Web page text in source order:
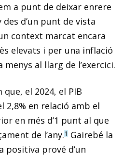
a punt de deixar enrere
d’un punt de vista
context marcat encara
elevats i per una inflació
menys al llarg de l’exercici.
el 2024, el PIB
2,8% en relació amb el
en més d’1 punt al que
de l’any.1 Gairebé la
positiva prové d’un